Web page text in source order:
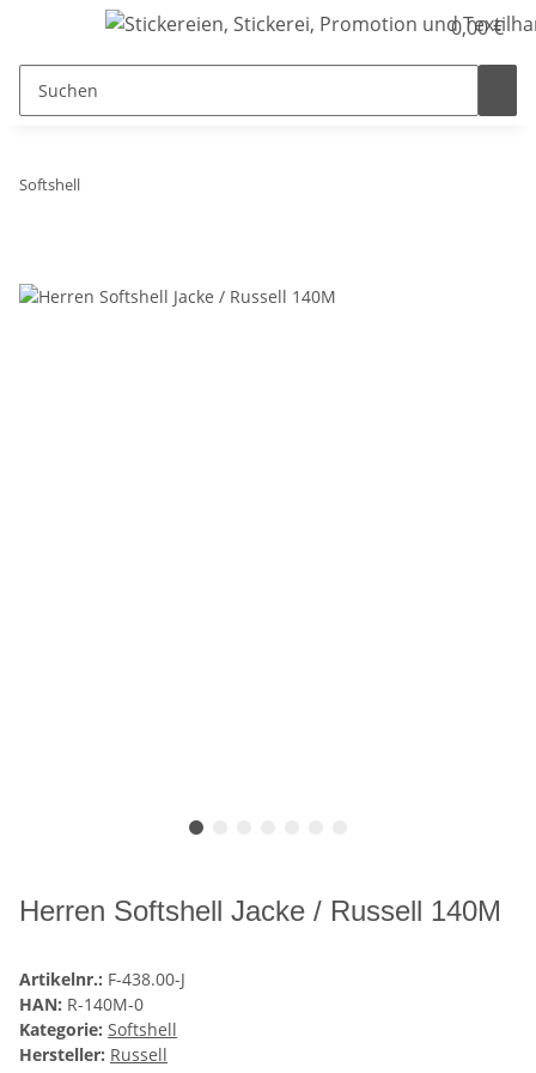
0,00 €
Softshell
Herren Softshell Jacke / Russell 140M
Artikelnr.: F-438.00-J
HAN: R-140M-0
Kategorie: Softshell
Hersteller: Russell